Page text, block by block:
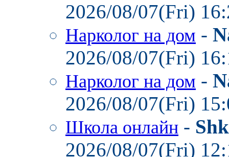
2026/08/07(Fri)
Нарколог на дом -
2026/08/07(Fri)
Нарколог на дом -
2026/08/07(Fri)
Школа онлайн -
2026/08/07(Fri)